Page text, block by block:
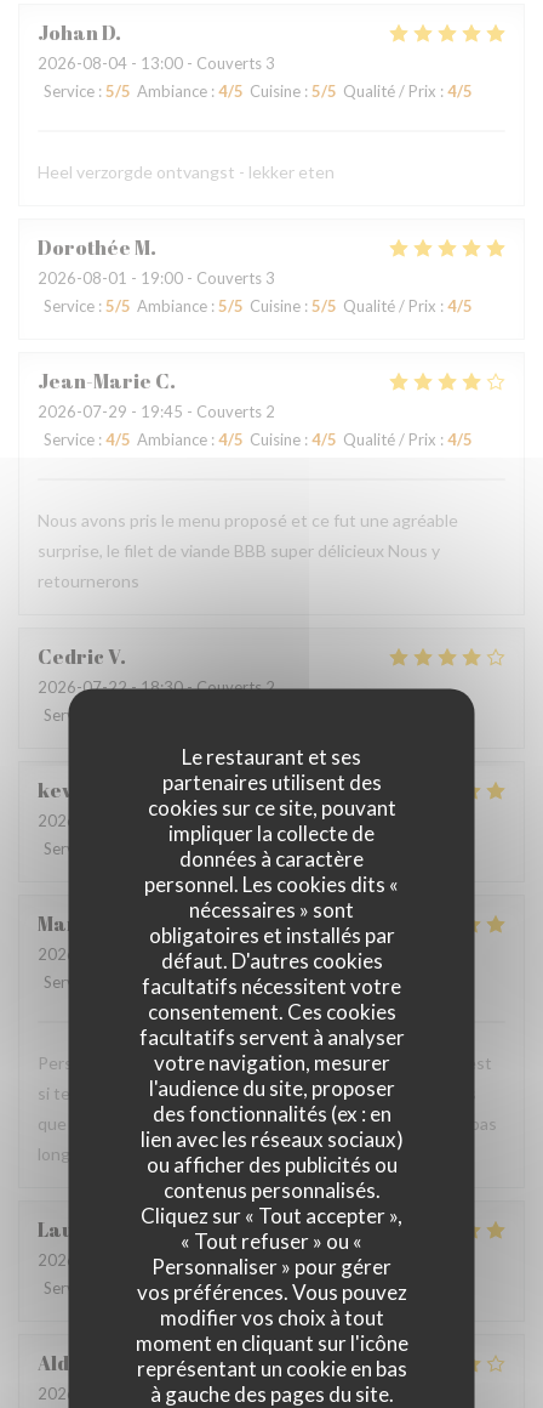
Le restaurant et ses
partenaires utilisent des
cookies sur ce site, pouvant
impliquer la collecte de
données à caractère
personnel. Les cookies dits «
nécessaires » sont
obligatoires et installés par
défaut. D'autres cookies
facultatifs nécessitent votre
consentement. Ces cookies
facultatifs servent à analyser
votre navigation, mesurer
l'audience du site, proposer
des fonctionnalités (ex : en
lien avec les réseaux sociaux)
ou afficher des publicités ou
contenus personnalisés.
Cliquez sur « Tout accepter »,
« Tout refuser » ou «
Personnaliser » pour gérer
vos préférences. Vous pouvez
modifier vos choix à tout
moment en cliquant sur l'icône
représentant un cookie en bas
à gauche des pages du site.
JohanD
2026-08-04 - 13:00 - Couverts 3
Service : 5/5 Ambiance : 4/5 Cuisine : 5/5 Qualité / Prix : 4/5
Heel verzorgde ontvangst - lekker eten
DorothéeM
2026-08-01 - 19:00 - Couverts 3
Service : 5/5 Ambiance : 5/5 Cuisine : 5/5 Qualité / Prix : 4/5
Jean-Marie C
2026-07-29 - 19:45 - Couverts 2
Service : 4/5 Ambiance : 4/5 Cuisine : 4/5 Qualité / Prix : 4/5
Nous avons pris le menu proposé et ce fut une agréable
surprise, le filet de viande BBB super délicieux Nous y
retournerons
CedricV
2026-07-22- 18:30 - Couverts 2
Service
kevin
2026-07-24
- 19:00 - Couverts 4
Service
Ambiance 4 /5 Cuisine /5
Mandy
2026-07-18
- 20:00 - Couverts 2
Service
Ambiance: 5/5 Cuisine:5/5 Qualité / Prix
Personnel très agréable et à l'écoute du client. La viande est
si tendre et tous les accompagnements sont exquis ! Plus
que ravis de votre restaurant et nous y reviendrons dans pas
longtemps.
Laurence M
2026-07-20
- 19:30 - Couverts 4
Service
Ambiance:4/5 Cuisine:5/5 Qualité / Prix
Aldo
2026-07-18
- 19:00 - Couverts 4